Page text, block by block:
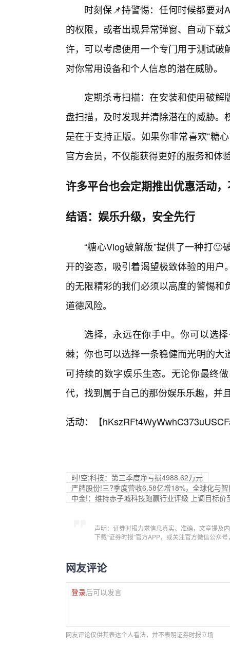
时刻保📌持警惕：任何时候都要
的权限，或者出现异常弹窗、自动下
许，可以考虑使用一个专门用于测试
对你常用设备和个人信息的潜在威胁。
定期杀毒扫描：在安装和使用破
盘扫描，及时发现并清除潜在的威胁
是在于支持正版。如果你非常喜欢“糖
官方会员，不仅能获得更好的服务和体
许多平台也会定期推出优惠活动
结语：娱乐升级，安全先行
“糖心Vlog破解版”提供了一种打
开的姿态，吸引着渴望极致体验的用
的无限精彩的我们必须以高度的警惕
道德风险。
选择，永远在你手中。你可以选
棘；你也可以选择一条稳健而光明的
可持续的数字娱乐生态。无论你最终
代，找到属于自己的那份娱乐乐趣，并
活动：【
时!空;科技：第三季度净亏损4988.62万元
严牌股份!三?季度营收6.58亿增18%，全球化与
中金!：维持赤子城科技跑赢行业评级 上调目标价
声明：证券时报力求信息真实、准确，文章提及
下载“证券时报”官方APP，或关注官方微信公众
网友评论
登录后可以发言
网友评论仅供其表达个人看法，并不表明证券时报立场